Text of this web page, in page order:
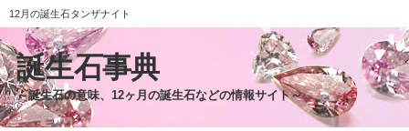
12月の誕生石タンザナイト
誕生石事典
～誕生石の意味、12ヶ月の誕生石などの情報サイト～